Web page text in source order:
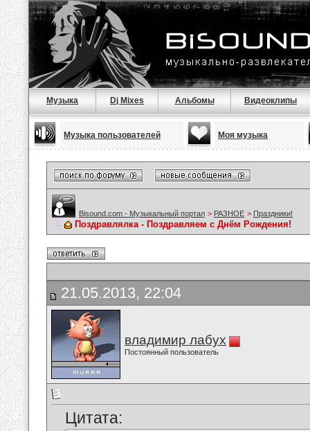
Музыка Dj Mixes Альбомы Видеоклипы
Музыка пользователей Моя музыка
Bisound.com - Музыкальный портал > РАЗНОЕ > Праздники!
Поздравлялка - Поздравляем с Днём Рождения!
21.05.2013, 22:04
владимир лабух
Постоянный пользователь
Цитата: